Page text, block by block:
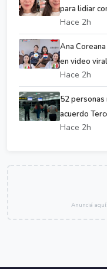
para lidiar
Hace 2h
Ana
en video
Hace 2h
52 personas
acuerdo
Hace 2h
Anunciá